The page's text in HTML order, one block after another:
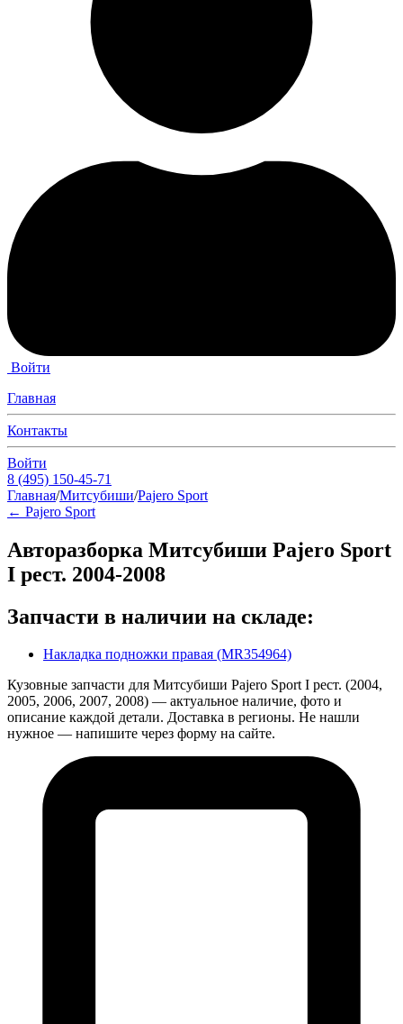
Войти
Главная
Контакты
Войти
8 (495) 150-45-71
Главная/Митсубиши/Pajero Sport
← Pajero Sport
Авторазборка Митсубиши Pajero Sport
I рест. 2004-2008
Запчасти в наличии на складе:
Накладка подножки правая (MR354964)
Кузовные запчасти для Митсубиши Pajero Sport I рест. (2004,
2005, 2006, 2007, 2008) — актуальное наличие, фото и
описание каждой детали. Доставка в регионы. Не нашли
нужное — напишите через форму на сайте.